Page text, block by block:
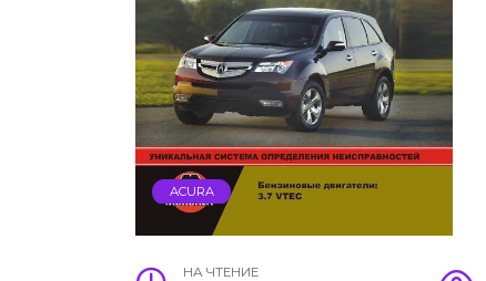
ACURA
НА ЧТЕНИЕ